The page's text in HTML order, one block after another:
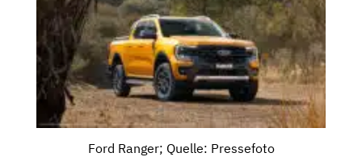
Ford Ranger; Quelle: Pressefoto